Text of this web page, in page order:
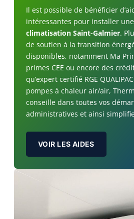
Il est possible de bénéficier
intéressantes pour installer une
climatisation Saint-Galmier.
de soutien à la transition
disponibles, notamment Ma
primes CEE ou encore des
qu’expert certifié RGE
pompes à chaleur air/air,
conseille dans toutes vos
administratives et ainsi
VOIR LES AIDES